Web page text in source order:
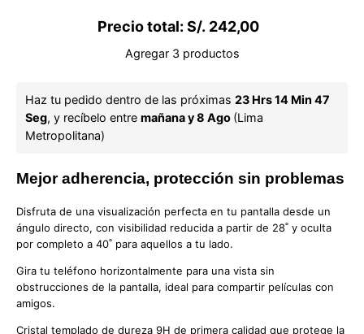
Galaxy
S25 Edge
(2 Pack)
Precio total: S/. 242,00
Agregar 3 productos
Haz tu pedido dentro de las próximas 23 Hrs 14 Min 47
Seg, y recíbelo entre mañana y 8 Ago (Lima
Metropolitana)
Mejor adherencia, protección sin problemas
Disfruta de una visualización perfecta en tu pantalla desde un
ángulo directo, con visibilidad reducida a partir de 28˚ y oculta
por completo a 40˚ para aquellos a tu lado.
Gira tu teléfono horizontalmente para una vista sin
obstrucciones de la pantalla, ideal para compartir películas con
amigos.
Cristal templado de dureza 9H de primera calidad que protege la